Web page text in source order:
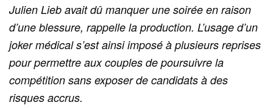
Julien Lieb avait dû manquer une soirée en raison
d’une blessure, rappelle la production. L’usage d’un
joker médical s’est ainsi imposé à plusieurs reprises
pour permettre aux couples de poursuivre la
compétition sans exposer de candidats à des
risques accrus.